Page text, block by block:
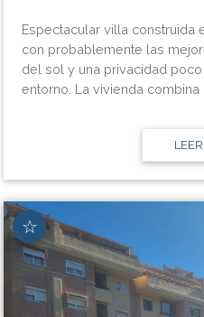
Espectacular villa construida
con probablemente las
del sol y una privacidad
entorno. La vivienda combina
☆